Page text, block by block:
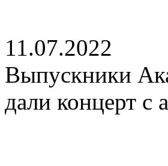
11.07.2022
Выпускники
дали концерт с